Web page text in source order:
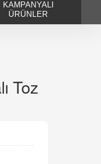
KAMPANYALI
ÜRÜNLER
Toz